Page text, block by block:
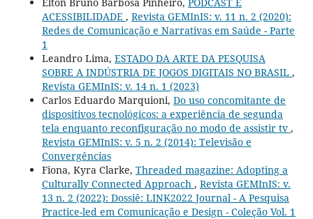
ACESSIBILIDADE , Revista GEMInIS: v. 11 n. 2 (2020):
Redes de Comunicação e Narrativas em Saúde - Parte
1
Leandro Lima, ESTADO DA ARTE DA PESQUISA
SOBRE A INDÚSTRIA DE JOGOS DIGITAIS NO BRASIL ,
Revista GEMInIS: v. 14 n. 1 (2023)
Carlos Eduardo Marquioni, Do uso concomitante de
dispositivos tecnológicos: a experiência de segunda
tela enquanto reconfiguração no modo de assistir tv ,
Revista GEMInIS: v. 5 n. 2 (2014): Televisão e
Convergências
Fiona, Kyra Clarke, Threaded magazine: Adopting a
Culturally Connected Approach , Revista GEMInIS: v.
13 n. 2 (2022): Dossiê: LINK2022 Journal - A Pesquisa
Practice-led em Comunicação e Design - Coleção Vol. 1